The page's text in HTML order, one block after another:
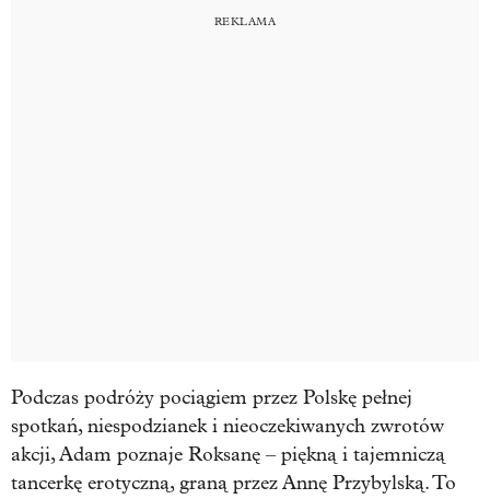
Podczas podróży pociągiem przez Polskę pełnej
spotkań, niespodzianek i nieoczekiwanych zwrotów
akcji, Adam poznaje Roksanę – piękną i tajemniczą
tancerkę erotyczną, graną przez Annę Przybylską. To